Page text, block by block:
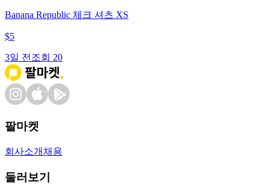
Banana Republic 체크 셔츠 XS
$5
3일 전 조회 20
팔마켓
회사소개 채용
둘러보기